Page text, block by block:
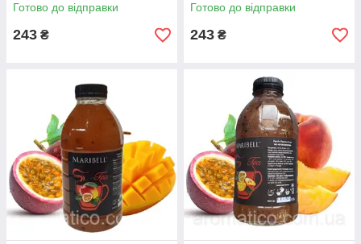
Готово до відправки
243 ₴
Готово до відправки
243 ₴